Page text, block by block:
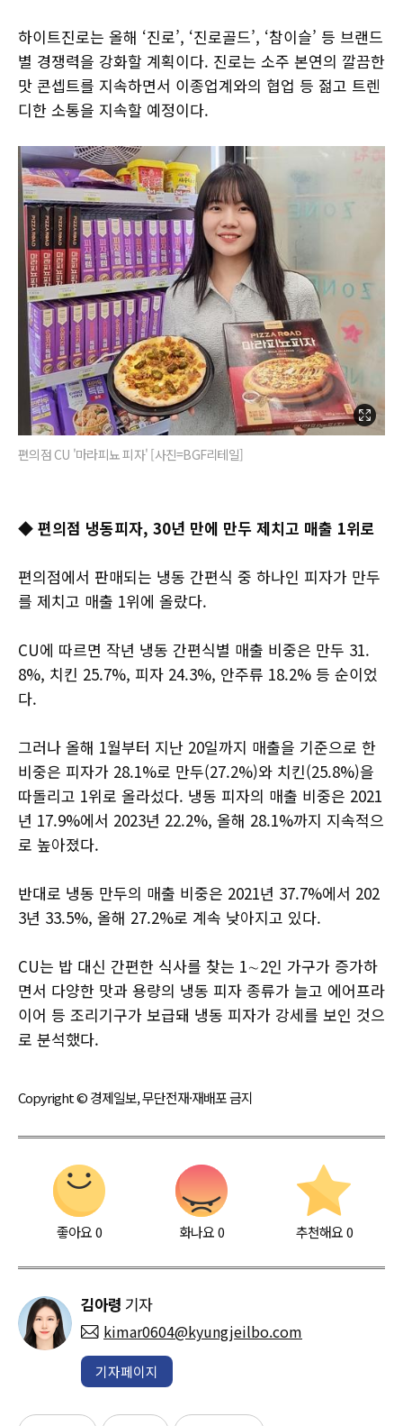
하이트진로는 올해 ‘진로’, ‘진로골드’, ‘참이슬’ 등 브랜드
별 경쟁력을 강화할 계획이다. 진로는 소주 본연의 깔끔한
맛 콘셉트를 지속하면서 이종업계와의 협업 등 젊고 트렌
디한 소통을 지속할 예정이다.
편의점 CU '마라피뇨 피자' [사진=BGF리테일]
◆ 편의점 냉동피자, 30년 만에 만두 제치고 매출 1위로
편의점에서 판매되는 냉동 간편식 중 하나인 피자가 만두
를 제치고 매출 1위에 올랐다.
CU에 따르면 작년 냉동 간편식별 매출 비중은 만두 31.
8%, 치킨 25.7%, 피자 24.3%, 안주류 18.2% 등 순이었
다.
그러나 올해 1월부터 지난 20일까지 매출을 기준으로 한
비중은 피자가 28.1%로 만두(27.2%)와 치킨(25.8%)을
따돌리고 1위로 올라섰다. 냉동 피자의 매출 비중은 2021
년 17.9%에서 2023년 22.2%, 올해 28.1%까지 지속적으
로 높아졌다.
반대로 냉동 만두의 매출 비중은 2021년 37.7%에서 202
3년 33.5%, 올해 27.2%로 계속 낮아지고 있다.
CU는 밥 대신 간편한 식사를 찾는 1∼2인 가구가 증가하
면서 다양한 맛과 용량의 냉동 피자 종류가 늘고 에어프라
이어 등 조리기구가 보급돼 냉동 피자가 강세를 보인 것으
로 분석했다.
Copyright © 경제일보, 무단전재·재배포 금지
좋아요0 화나요0 추천해요 0
김아령 기자
kimar0604@kyungjeilbo.com
기자페이지